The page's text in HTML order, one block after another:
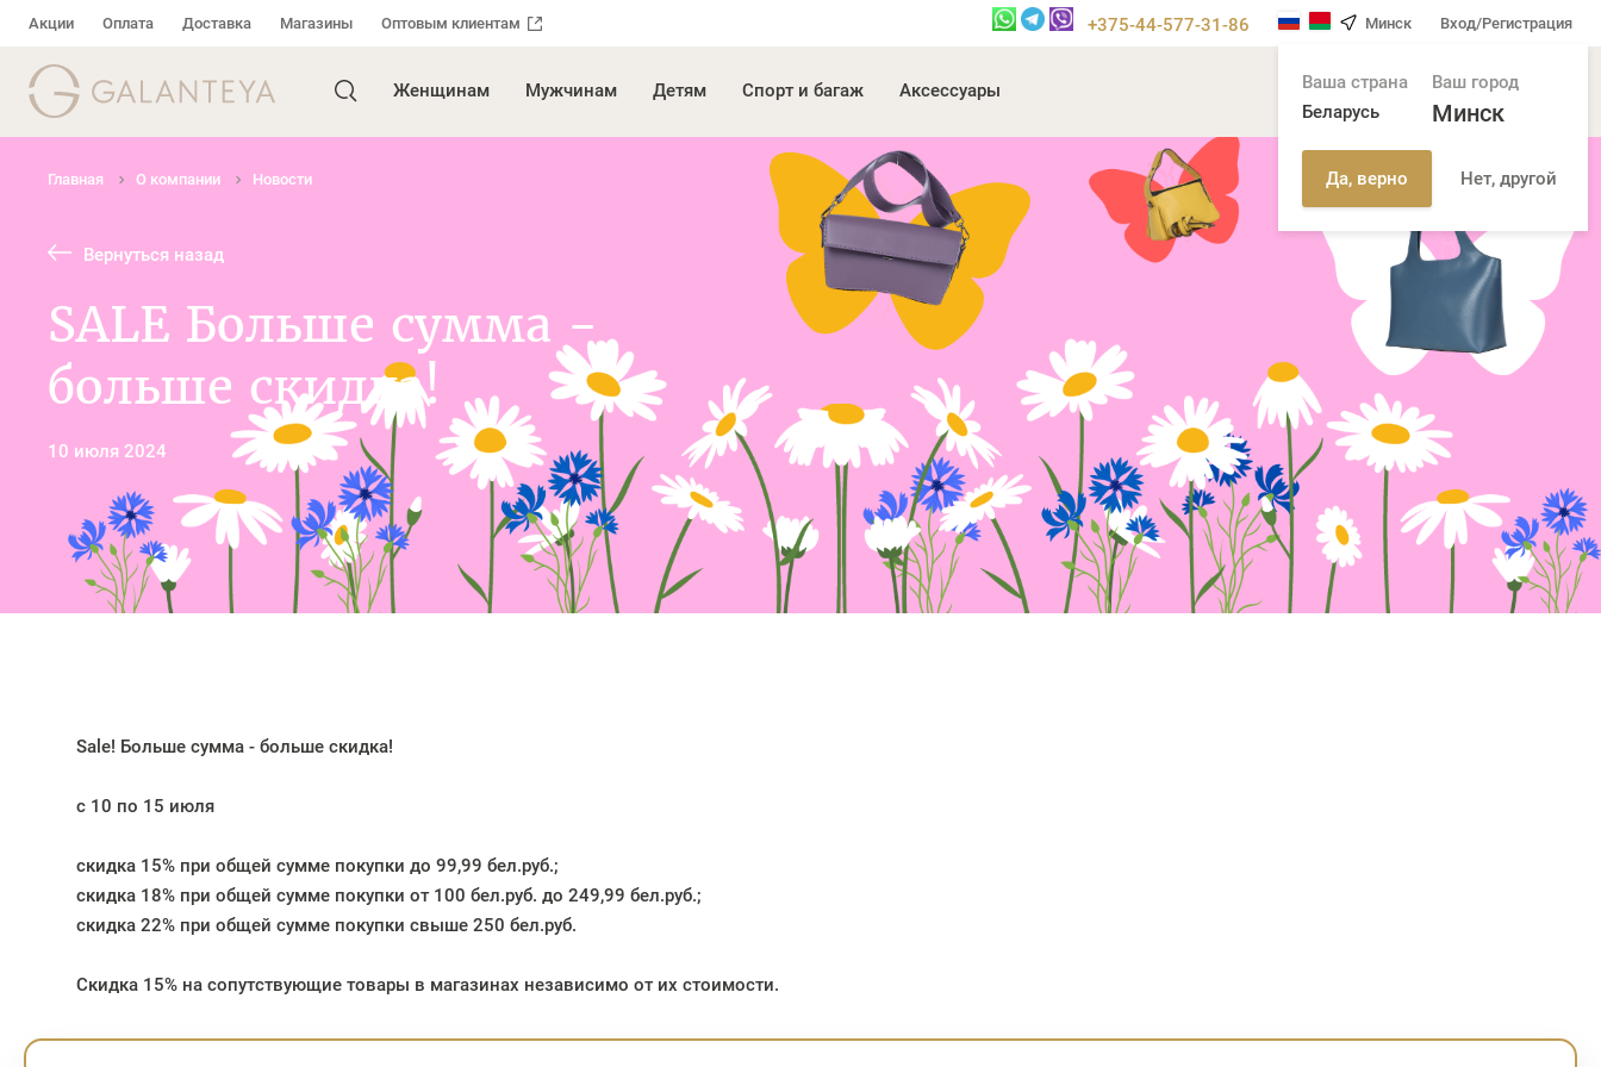
Акции Оплата Доставка Магазины Оптовым клиентам +375-44-577-31-86 Минск
Ваша страна
Беларусь
Ваш город
Минск
Да, верно Нет, другой
Вход/Регистрация
Женщинам Мужчинам Детям Спорт и багаж Аксессуары
Главная О компании Новости
Вернуться назад
SALE Больше сумма -
больше скидка!
10 июля 2024
Sale! Больше сумма - больше скидка!
с 10 по 15 июля
скидка 15% при общей сумме покупки до 99,99 бел.руб.;
скидка 18% при общей сумме покупки от 100 бел.руб. до 249,99 бел.руб.;
скидка 22% при общей сумме покупки свыше 250 бел.руб.
Скидка 15% на сопутствующие товары в магазинах независимо от их стоимости.